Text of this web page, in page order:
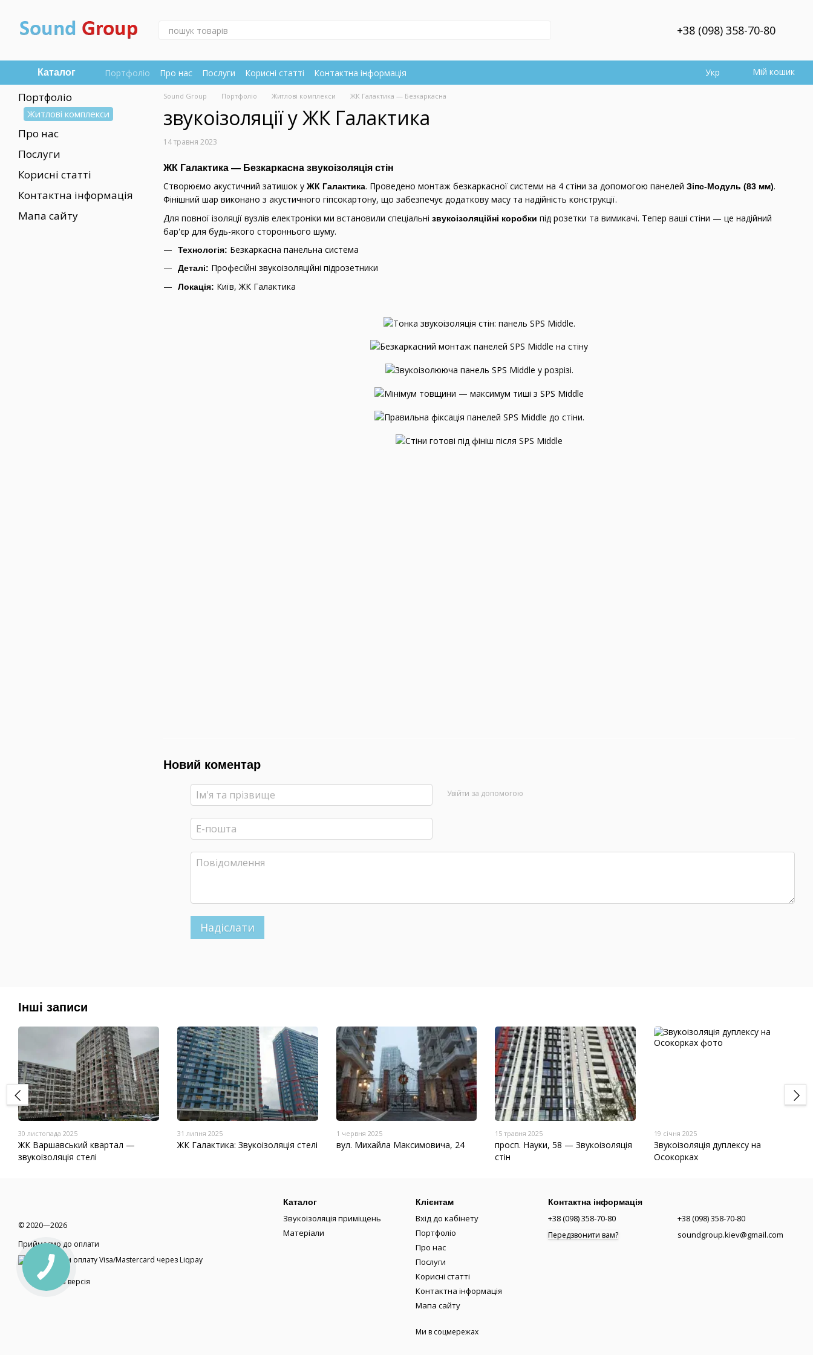
+38 (098) 358-70-80
Каталог Портфоліо Про нас Послуги Корисні статті Контактна інформація Укр Мій кошик
Sound Group Портфоліо Житлові комплекси ЖК Галактика — Безкаркасна
звукоізоляції у ЖК Галактика
14 травня 2023
ЖК Галактика — Безкаркасна звукоізоляція стін
Створюємо акустичний затишок у ЖК Галактика. Проведено монтаж безкаркасної системи на 4 стіни за допомогою панелей Зіпс-Модуль (83 мм).
Фінішний шар виконано з акустичного гіпсокартону, що забезпечує додаткову масу та надійність конструкції.
Для повної ізоляції вузлів електроніки ми встановили спеціальні звукоізоляційні коробки під розетки та вимикачі. Тепер ваші стіни — це надійний
бар'єр для будь-якого стороннього шуму.
Технологія: Безкаркасна панельна система
Деталі: Професійні звукоізоляційні підрозетники
Локація: Київ, ЖК Галактика
Новий коментар
Увійти за допомогою
Надіслати
Портфоліо
Житлові комплекси
Про нас
Послуги
Корисні статті
Контактна інформація
Мапа сайту
Інші записи
30 листопада 2025
ЖК Варшавський квартал —
звукоізоляція стелі
31 липня 2025
ЖК Галактика: Звукоізоляція стелі
1 червня 2025
вул. Михайла Максимовича, 24
15 травня 2025
просп. Науки, 58 — Звукоізоляція
стін
19 січня 2025
Звукоізоляція дуплексу на
Осокорках
© 2020—2026
Приймаємо до оплати
Мобільна версія
Каталог
Звукоізоляція приміщень
Матеріали
Клієнтам
Вхід до кабінету
Портфоліо
Про нас
Послуги
Корисні статті
Контактна інформація
Мапа сайту
Ми в соцмережах
Контактна інформація
+38 (098) 358-70-80
Передзвонити вам?
+38 (098) 358-70-80
soundgroup.kiev@gmail.com